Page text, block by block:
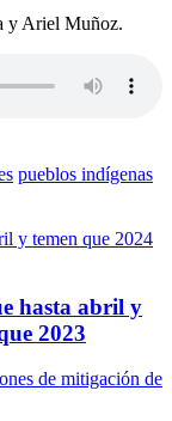
y Ariel Muñoz.
pueblos indígenas
y temen que 2024
hasta abril y
2023
de mitigación de